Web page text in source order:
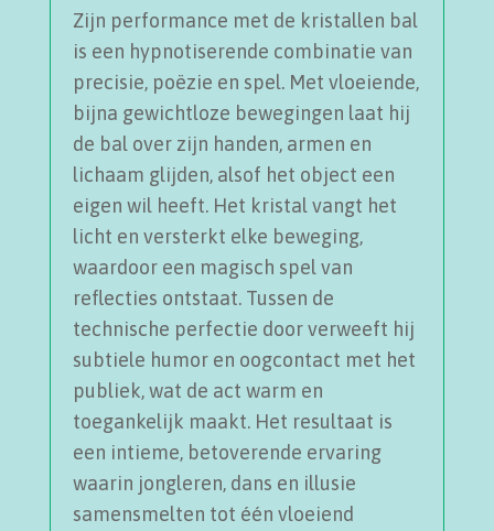
Zijn performance met de kristallen bal
is een hypnotiserende combinatie van
precisie, poëzie en spel. Met vloeiende,
bijna gewichtloze bewegingen laat hij
de bal over zijn handen, armen en
lichaam glijden, alsof het object een
eigen wil heeft. Het kristal vangt het
licht en versterkt elke beweging,
waardoor een magisch spel van
reflecties ontstaat. Tussen de
technische perfectie door verweeft hij
subtiele humor en oogcontact met het
publiek, wat de act warm en
toegankelijk maakt. Het resultaat is
een intieme, betoverende ervaring
waarin jongleren, dans en illusie
samensmelten tot één vloeiend